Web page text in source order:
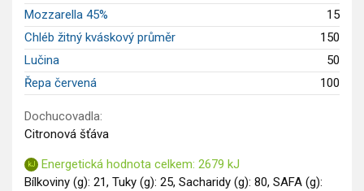
Mozzarella 45%
15
Chléb žitný kváskový průměr
150
Lučina
50
Řepa červená
100
Dochucovadla:
Citronová šťáva
Energetická hodnota celkem: 2679 kJ
Bílkoviny (g): 21, Tuky (g): 25, Sacharidy (g): 80, SAFA (g):